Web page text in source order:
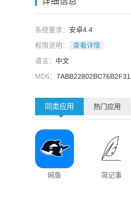
系统要求： 安卓4.4
权限说明：
查看详情
语言： 中文
MD5：
同类应用 热门应用
网鱼 简记事